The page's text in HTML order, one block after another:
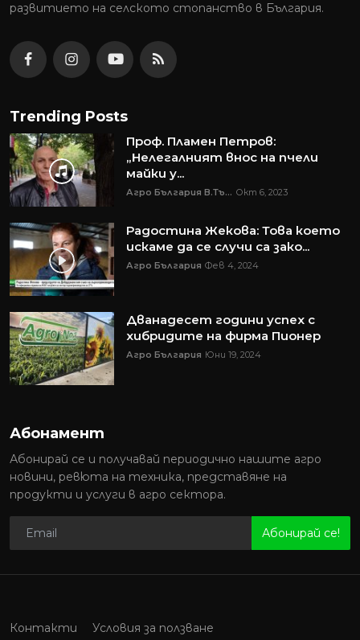
развитието на селското стопанство в България.
Trending Posts
Проф. Пламен Петров:
„Нелегалният внос на пчели
майки у...
Агро България В.Тъ... Окт 6, 2023
Радостина Жекова: Това което
искаме да се случи са зако...
Агро България Фев 4, 2024
Дванадесет години успех с
хибридите на фирма Пионер
Агро България Юни 19, 2024
Абонамент
Абонирай се и получавай периодично нашите агро
новини, ревюта на техника, представяне на
продукти и услуги в агро сектора.
Абонирай се!
Контакти
Условия за ползване